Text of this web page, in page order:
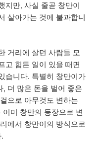
지만, 사실 줄곧 창만이
살아가는 것에 불과합니
거리에 살던 사람들 모
고 힘든 일이 있을 때면
습니다. 특별히 창만이가
더 많은 돈을 벌어 좋은
으로 아무것도 변하는
미 창만의 등장으로 변
에서 창만이의 방식으로